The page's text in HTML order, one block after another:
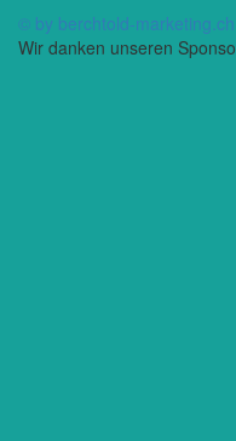
© by berchtold-marketing.ch
Wir danken unseren